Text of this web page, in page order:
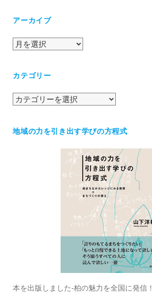
アーカイブ
ア
イ
カテゴリー
カ
リ
地域の力を引き出す学びの方程式
本を出版しました‐柏の魅力を全国に発信！